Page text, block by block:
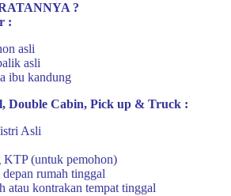
?
:
asli
asli
ibu kandung
Double Cabin, Pick up & Truck :
Asli
KTP (untuk pemohon)
rumah tinggal
atau kontrakan tempat tinggal